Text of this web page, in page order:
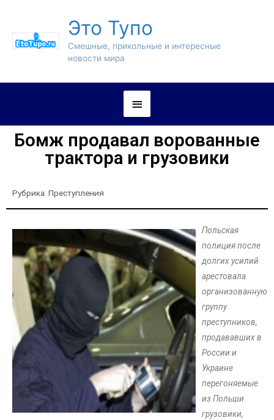
Это Тупо
Смешные, прикольные и интересные
новости мира
Бомж продавал ворованные
трактора и грузовики
Рубрика: Преступления
Польская
полиция после
долгих усилий
арестовала
организованную
группу
преступников,
продававших в
России и
Украине
перегоняемые
из Польши
грузовики,